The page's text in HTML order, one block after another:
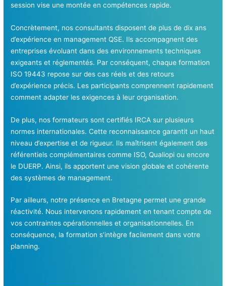
session vise une montée en compétences rapide.
Concrètement, nos consultants disposent de plus de dix ans
d’expérience en management QSE. Ils accompagnent des
entreprises évoluant dans des environnements techniques
exigeants et réglementés. Par conséquent, chaque formation
ISO 19443 repose sur des cas réels et des retours
d’expérience précis. Les participants comprennent rapidement
comment adapter les exigences à leur organisation.
De plus, nos formateurs sont certifiés IRCA sur plusieurs
normes internationales. Cette reconnaissance garantit un haut
niveau d’expertise et de rigueur. Ils maîtrisent également des
référentiels complémentaires comme ISO, Qualiopi ou encore
le DUERP. Ainsi, ils apportent une vision globale et cohérente
des systèmes de management.
Par ailleurs, notre présence en Bretagne permet une grande
réactivité. Nous intervenons rapidement en tenant compte de
vos contraintes opérationnelles et organisationnelles. En
conséquence, la formation s’intègre facilement dans votre
planning.